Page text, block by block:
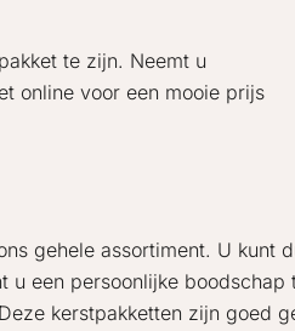
te zijn. Neemt u
online voor een mooie prijs
gehele assortiment. U kunt
u een persoonlijke boodschap
kerstpakketten zijn goed